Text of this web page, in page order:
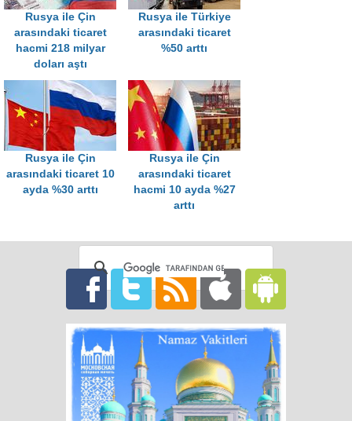
Rusya ile Çin
arasındaki ticaret
hacmi 218 milyar
doları aştı
Rusya ile Türkiye
arasındaki ticaret
%50 arttı
Rusya ile Çin
arasındaki ticaret 10
ayda %30 arttı
Rusya ile Çin
arasındaki ticaret
hacmi 10 ayda %27
arttı